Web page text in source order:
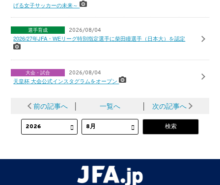
げる女子サッカーの未来～
選手育成 2026/08/04
2026/27年JFA・WEリーグ特別指定選手に柴田瞳選手（日本大）を認定
大会・試合 2026/08/04
天皇杯 大会公式インスタグラムをオープン
前の記事へ │ 一覧へ │ 次の記事へ